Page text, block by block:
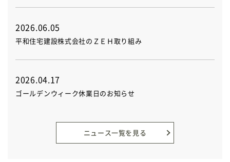
2026.06.05
平和住宅建設株式会社のＺＥＨ取り組み
2026.04.17
ゴールデンウィーク休業日のお知らせ
ニュース一覧を見る